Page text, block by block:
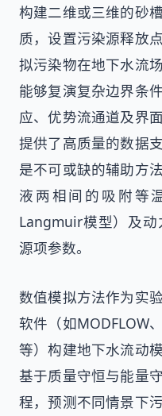
构建二维或三维的砂
质，设置污染源释放
拟污染物在地下水流
能够复演复杂边界条
应、优势流通道及界
提供了高质量的数据
是不可或缺的辅助方
液两相间的吸附等
Langmuir模型）及
源项参数。
数值模拟方法作为实
软件（如MODFLOW
等）构建地下水流动
基于质量守恒与能量
程，预测不同情景下